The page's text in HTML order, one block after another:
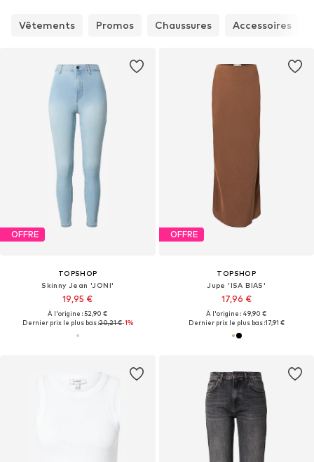
Vêtements Promos Chaussures Accessoires
OFFRE
TOPSHOP
Skinny Jean 'JONI'
19,95 €
À l'origine : 52,90 €
Dernier prix le plus bas :20,21 €-1%
OFFRE
TOPSHOP
Jupe 'ISA BIAS'
17,96 €
À l'origine : 49,90 €
Dernier prix le plus bas :17,91 €